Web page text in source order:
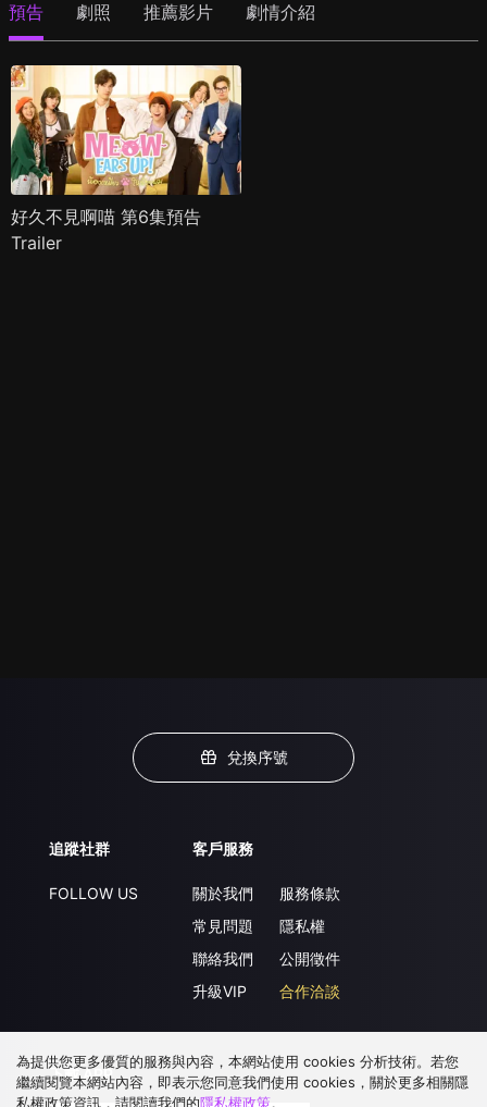
預告 劇照 推薦影片 劇情介紹
好久不見啊喵 第6集預告
Trailer
兌換序號
追蹤社群
FOLLOW US
客戶服務
關於我們
常見問題
聯絡我們
升級VIP
服務條款
隱私權
公開徵件
合作洽談
下載 APP
為提供您更多優質的服務與內容，本網站使用 cookies 分析技術。若您
繼續閱覽本網站內容，即表示您同意我們使用 cookies，關於更多相關隱
私權政策資訊，請閱讀我們的隱私權政策。